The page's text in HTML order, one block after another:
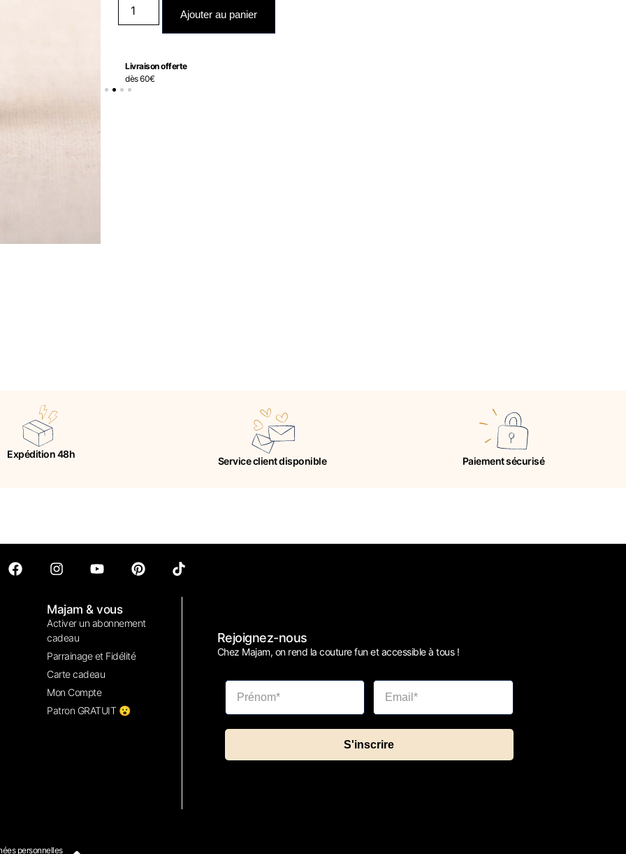
Ajouter au panier
Livraison offerte
dès 60€
Expédition 48h
Service client disponible Paiement sécurisé
Majam & vous
Activer un abonnement
cadeau
Parrainage et Fidélité
Carte cadeau
Mon Compte
Patron GRATUIT 😮
Rejoignez-nous
Chez Majam, on rend la couture fun et accessible à tous !
S'inscrire
personnelles